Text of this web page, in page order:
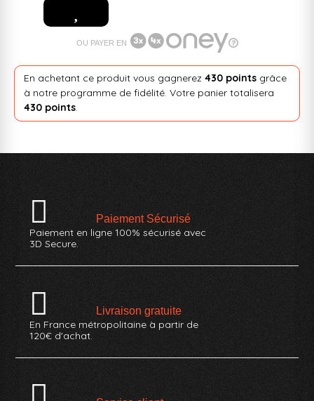
OU PAYER EN
En achetant ce produit vous gagnerez 430 pointsgrâce
à notre programme de fidélité. Votre panier totalisera
430 points.
Paiement Sécurisé
Paiement en ligne 100% sécurisé avec
3D Secure.
Livraison gratuite
En France métropolitaine à partir de
120€ d'achat.